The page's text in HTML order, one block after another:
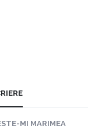
MI MARIMEA